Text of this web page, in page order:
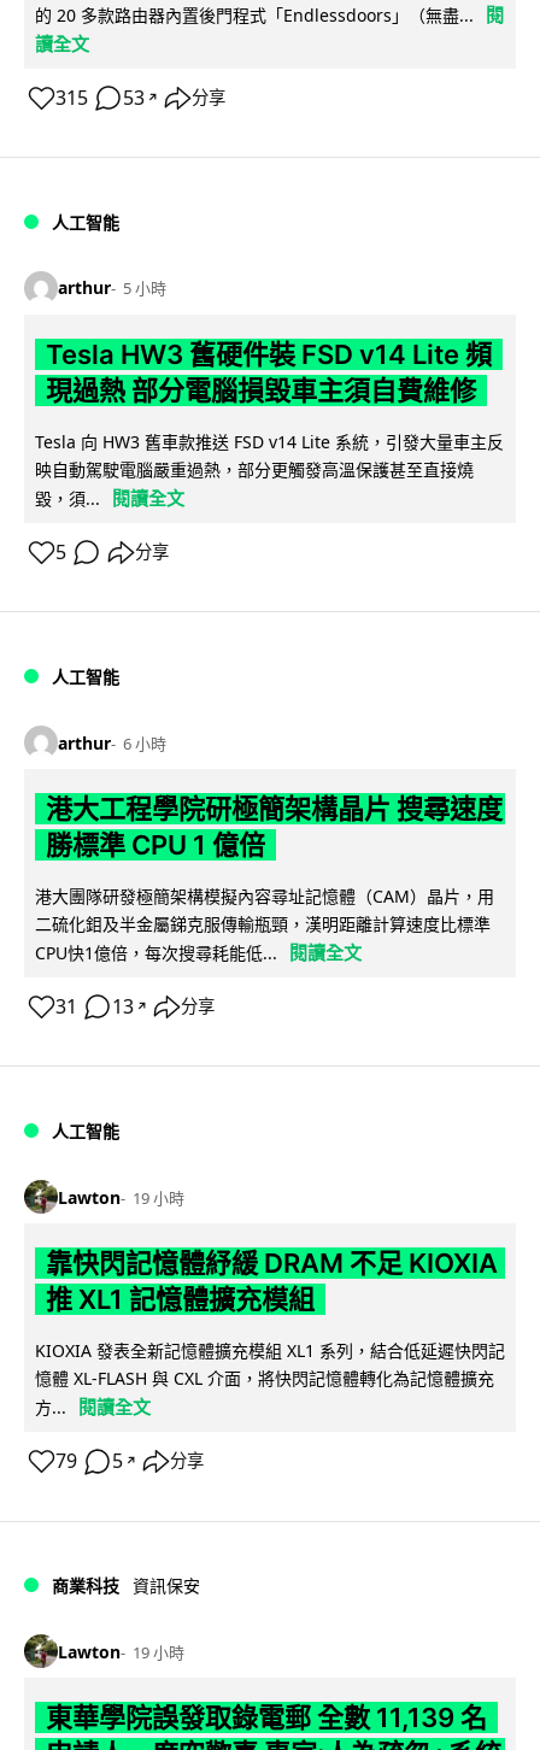
的 20 多款路由器內置後門程式「Endlessdoors」（無盡...
閱
讀全文
315 53 ↗ 分享
人工智能
arthur 5 小時
Tesla HW3 舊硬件裝 FSD v14 Lite 頻
現過熱 部分電腦損毀車主須自費維修
Tesla 向 HW3 舊車款推送 FSD v14 Lite 系統，引發大量車主反
映自動駕駛電腦嚴重過熱，部分更觸發高溫保護甚至直接燒
毀，須...
閱讀全文
5 分享
人工智能
arthur 6 小時
港大工程學院研極簡架構晶片 搜尋速度
勝標準 CPU 1 億倍
港大團隊研發極簡架構模擬內容尋址記憶體（CAM）晶片，用
二硫化鉬及半金屬銻克服傳輸瓶頸，漢明距離計算速度比標準
CPU快1億倍，每次搜尋耗能低...
閱讀全文
31 13 ↗ 分享
人工智能
Lawton 19 小時
靠快閃記憶體紓緩 DRAM 不足 KIOXIA
推 XL1 記憶體擴充模組
KIOXIA 發表全新記憶體擴充模組 XL1 系列，結合低延遲快閃記
憶體 XL-FLASH 與 CXL 介面，將快閃記憶體轉化為記憶體擴充
方...
閱讀全文
79 5 ↗ 分享
商業科技 資訊保安
Lawton 19 小時
東華學院誤發取錄電郵 全數 11,139 名